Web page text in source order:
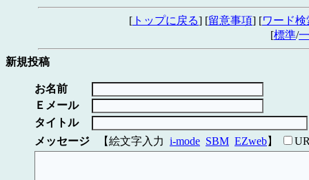
[ トップに戻る] [留意事項] [ワード検
[標準/
新規投稿
お名前
Ｅメール
タイトル
メッセージ
【絵文字入力 i-mode SBM EZweb】